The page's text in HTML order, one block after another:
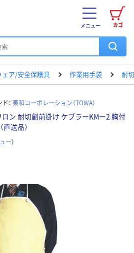
カゴ
メニュー
ア/安全保護具 作業用手袋 耐
： 東和コーポレーション（TOWA）
ン 耐切創前掛け ケブラーKMー2 胸付
送品）
ー）